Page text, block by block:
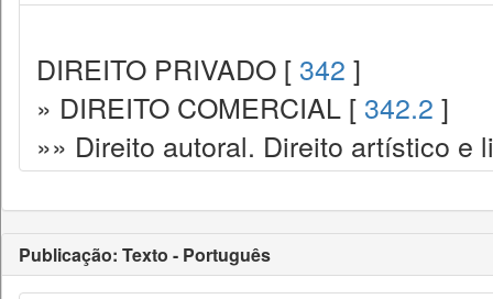
DIREITO PRIVADO [ 342 ]
» DIREITO COMERCIAL [ 342.2 ]
»» Direito autoral. Direito artístico e
Publicação: Texto - Português